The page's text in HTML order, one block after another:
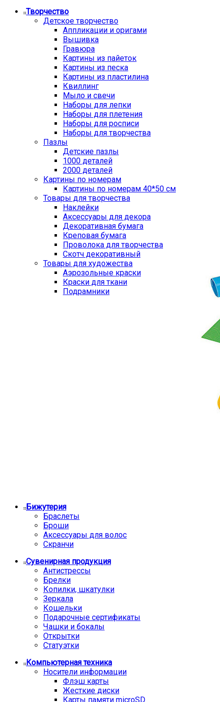
Творчество
Детское творчество
Аппликации и оригами
Вышивка
Гравюра
Картины из пайеток
Картины из песка
Картины из пластилина
Квиллинг
Мыло и свечи
Наборы для лепки
Наборы для плетения
Наборы для росписи
Наборы для творчества
Пазлы
Детские пазлы
1000 деталей
2000 деталей
Картины по номерам
Картины по номерам 40*50 см
Товары для творчества
Наклейки
Аксессуары для декора
Декоративная бумага
Креповая бумага
Проволока для творчества
Скотч декоративный
Товары для художества
Аэрозольные краски
Краски для ткани
Подрамники
Бижутерия
Браслеты
Броши
Аксессуары для волос
Скранчи
Сувенирная продукция
Антистрессы
Брелки
Копилки, шкатулки
Зеркала
Кошельки
Подарочные сертификаты
Чашки и бокалы
Открытки
Статуэтки
Компьютерная техника
Носители информации
Флэш карты
Жесткие диски
Карты памяти microSD